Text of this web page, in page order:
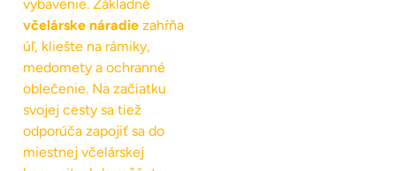
vybavenie. Základné
včelárske náradie zahŕňa
úľ, kliešte na rámiky,
medomety a ochranné
oblečenie. Na začiatku
svojej cesty sa tiež
odporúča zapojiť sa do
miestnej včelárskej